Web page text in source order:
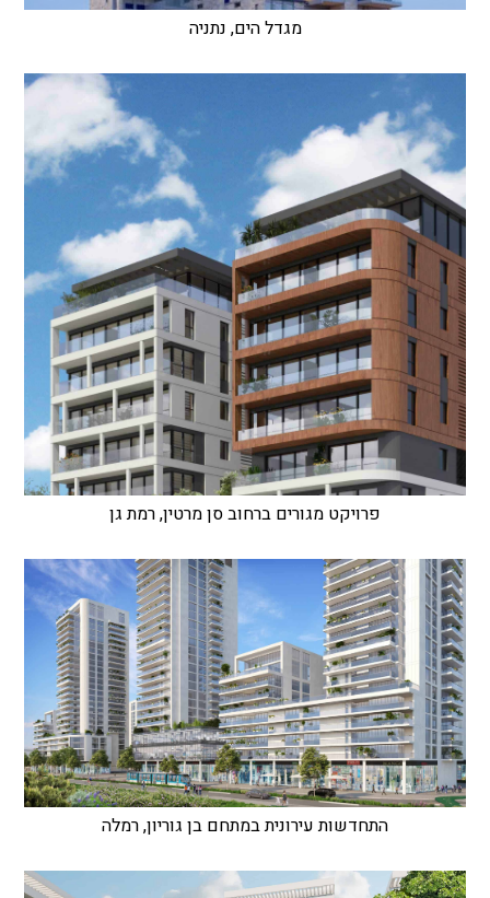
מגדל הים, נתניה
פרויקט מגורים ברחוב סן מרטין, רמת גן
התחדשות עירונית במתחם בן גוריון, רמלה